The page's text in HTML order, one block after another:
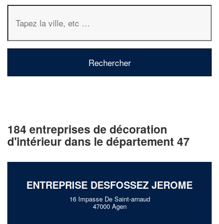
184 entreprises de décoration
d'intérieur dans le département 47
ENTREPRISE DESFOSSEZ JEROME
16 Impasse De Saint-arnaud
47000 Agen